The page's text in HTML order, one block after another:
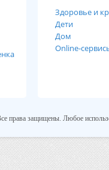
Здоровье и
Дети
Дом
Online-
права защищены. Любое